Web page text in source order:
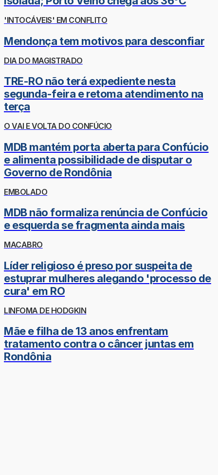
'INTOCÁVEIS' EM CONFLITO
Mendonça tem motivos para desconfiar
DIA DO MAGISTRADO
TRE-RO não terá expediente nesta
segunda-feira e retoma atendimento na
terça
O VAI E VOLTA DO CONFÚCIO
MDB mantém porta aberta para Confúcio
e alimenta possibilidade de disputar o
Governo de Rondônia
EMBOLADO
MDB não formaliza renúncia de Confúcio
e esquerda se fragmenta ainda mais
MACABRO
Líder religioso é preso por suspeita de
estuprar mulheres alegando 'processo de
cura' em RO
LINFOMA DE HODGKIN
Mãe e filha de 13 anos enfrentam
tratamento contra o câncer juntas em
Rondônia